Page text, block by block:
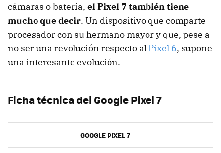
cámaras o batería, el Pixel 7 también tiene
mucho que decir. Un dispositivo que comparte
procesador con su hermano mayor y que, pese a
no ser una revolución respecto al Pixel 6, supone
una interesante evolución.
Ficha técnica del Google Pixel 7
GOOGLE PIXEL 7